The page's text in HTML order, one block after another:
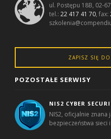
ul. Postępu 18B, 02-
tel.:22 417 41 70, fax:
ZAPISZ SIĘ DO
POZOSTAŁE SERWISY
NIS2 CYBER
NIS2, oficjalnie
bezpieczeństwa sieci